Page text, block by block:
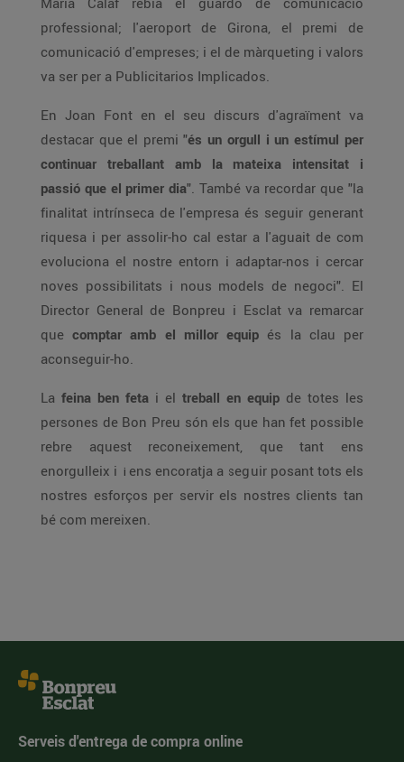
professional; l'aeroport de Girona, el premi de
comunicació d'empreses; i el de màrqueting i valors
va ser per a Publicitarios Implicados.
En Joan Font en el seu discurs d'agraïment va
destacar que el premi "és un orgull i un estímul per
continuar treballant amb la mateixa intensitat i
passió que el primer dia". També va recordar que "la
finalitat intrínseca de l'empresa és seguir generant
riquesa i per assolir-ho cal estar a l'aguait de com
evoluciona el nostre entorn i adaptar-nos i cercar
noves possibilitats i nous models de negoci". El
Director General de Bonpreu i Esclat va remarcar
que comptar amb el millor equip és la clau per
aconseguir-ho.
La feina ben feta i el treball en equip de totes les
persones de Bon Preu són els que han fet possible
rebre aquest reconeixement, que tant ens
enorgulleix i
i ens encoratja a seguir posant tots els
nostres esforços per servir els nostres clients tan
bé com mereixen.
Serveis d'entrega de compra online